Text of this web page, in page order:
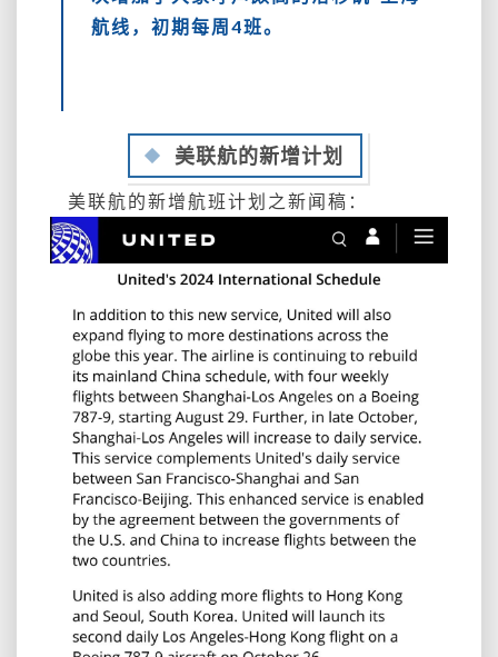
又
要
~
老
朋
友
来
了！
航线，初期每周4班。
美联航的新增计划
美联航的新增航班计划之新闻稿：